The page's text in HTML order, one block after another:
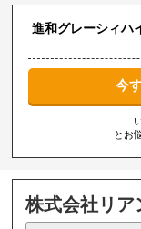
進和グレーシィ
今
とお
株式会社リア